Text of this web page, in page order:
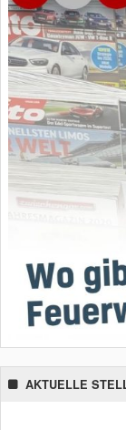
AKTUELLE